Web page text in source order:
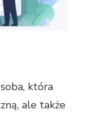
która
ale także